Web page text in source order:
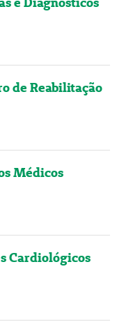
de Reabilitação
Médicos
Cardiológicos